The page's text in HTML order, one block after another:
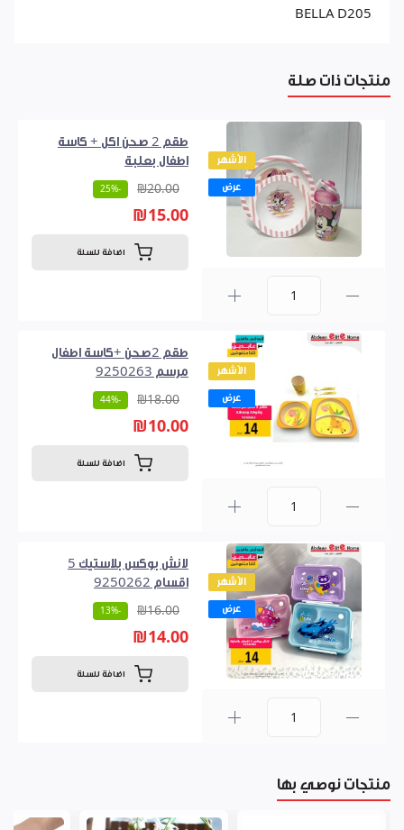
BELLA D205
منتجات ذات صلة
الأشهر
عرض
طقم 2 صحن اكل + كاسة
اطفال بعلبة
₪20.00
-25%
₪15.00
اضافة للسلة
الأشهر
عرض
طقم 2صحن +كاسة اطفال
مرسم 9250263
₪18.00
-44%
₪10.00
اضافة للسلة
الأشهر
عرض
لانش بوكس بلاستيك 5
اقسام 9250262
₪16.00
-13%
₪14.00
اضافة للسلة
منتجات نوصي بها